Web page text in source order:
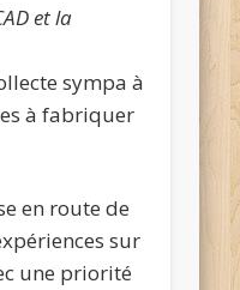
et la
sympa à
à fabriquer
en route de
sur
une priorité